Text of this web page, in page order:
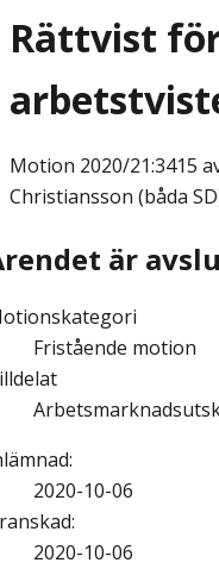
Rättvist
Motion 2020/21:3415
Christiansson (båda
är
Fristående motion
:
2020-10-06
:
2020-10-06